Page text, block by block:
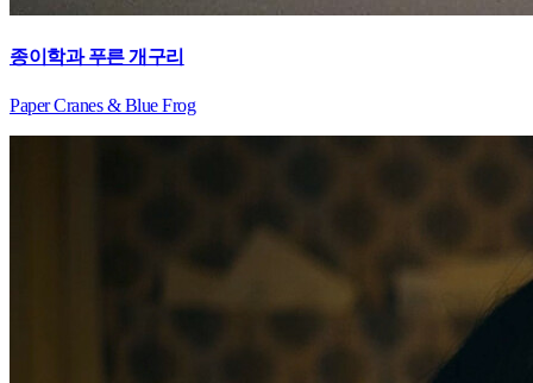
종이학과 푸른 개구리
Paper Cranes & Blue Frog